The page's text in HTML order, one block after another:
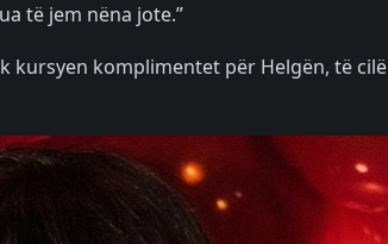
të jem nëna jote.”
kursyen komplimentet për Helgën, të